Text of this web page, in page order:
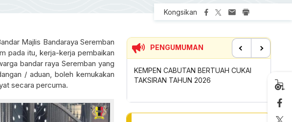
Kongsikan
Majlis Bandaraya Seremban
pada itu, kerja-kerja pembaikan
bandar raya Seremban yang
/ aduan, boleh kemukakan
secara percuma.
PENGUMUMAN
KEMPEN CABUTAN BERTUAH CUKAI
TAKSIRAN TAHUN 2026
SUMBANGAN INSENTIF AKTIVITI
GOTONG-ROYONG MBS TAHUN 2026